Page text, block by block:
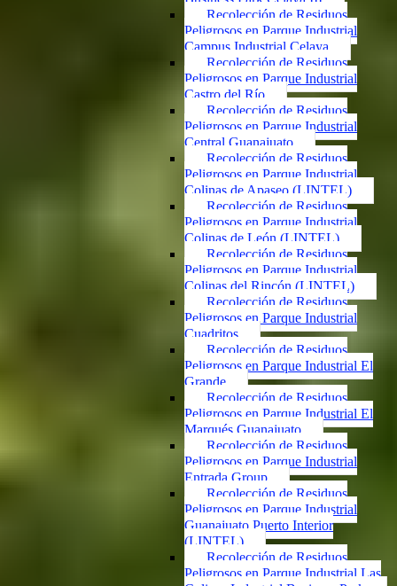
Recolección de Residuos
Peligrosos en Parque Industrial
Campus Industrial Celaya
Recolección de Residuos
Peligrosos en Parque Industrial
Castro del Río
Recolección de Residuos
Peligrosos en Parque Industrial
Central Guanajuato
Recolección de Residuos
Peligrosos en Parque Industrial
Colinas de Apaseo (LINTEL)
Recolección de Residuos
Peligrosos en Parque Industrial
Colinas de León (LINTEL)
Recolección de Residuos
Peligrosos en Parque Industrial
Colinas del Rincón (LINTEL)
Recolección de Residuos
Peligrosos en Parque Industrial
Cuadritos
Recolección de Residuos
Peligrosos en Parque Industrial El
Grande
Recolección de Residuos
Peligrosos en Parque Industrial El
Marqués Guanajuato
Recolección de Residuos
Peligrosos en Parque Industrial
Entrada Group
Recolección de Residuos
Peligrosos en Parque Industrial
Guanajuato Puerto Interior
(LINTEL)
Recolección de Residuos
Peligrosos en Parque Industrial Las